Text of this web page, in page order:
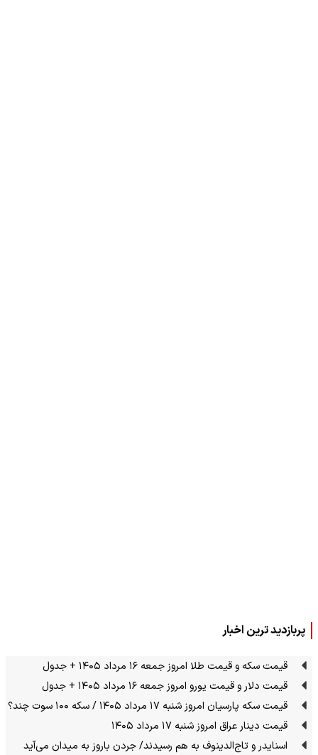
پربازدید ترین اخبار
قیمت سکه و قیمت طلا امروز جمعه ۱۶ مرداد ۱۴۰۵ + جدول
قیمت دلار و قیمت یورو امروز جمعه ۱۶ مرداد ۱۴۰۵ + جدول
قیمت سکه پارسیان امروز شنبه ۱۷ مرداد ۱۴۰۵ / سکه ۱۰۰ سوت چند؟
قیمت دینار عراق امروز شنبه ۱۷ مرداد ۱۴۰۵
اسنایدر و تاج‌الدینوف به هم رسیدند/ جردن باروز به میدان می‌آید